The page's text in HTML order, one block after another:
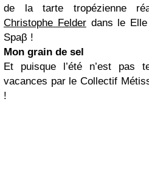
de la tarte tropézienne
Christophe Felderdans le Elle
Spaβ !
Mon grain de sel
Et puisque l’été n’est pas
vacances par le Collectif
!